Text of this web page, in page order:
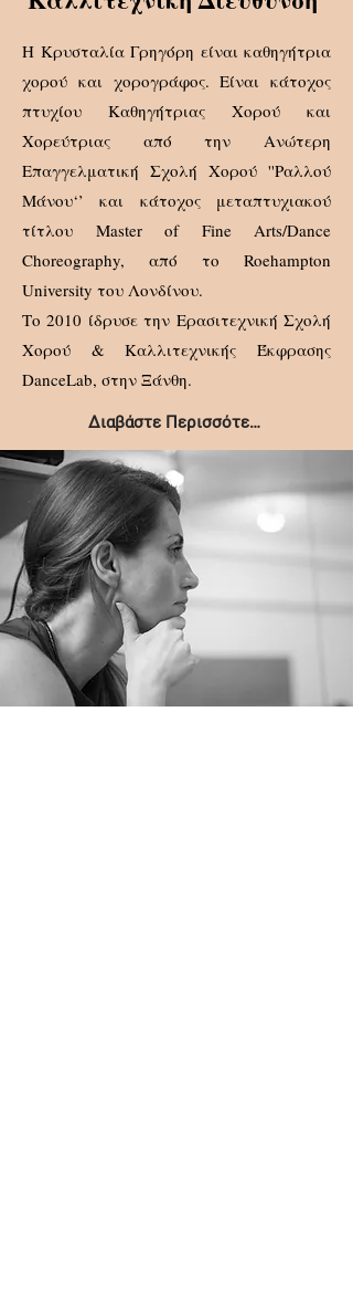
Η Κρυσταλία Γρηγόρη είναι καθηγήτρια
χορού και χορογράφος. Είναι κάτοχος
πτυχίου Καθηγήτριας Χορού και
Χορεύτριας από την Ανώτερη
Επαγγελματική Σχολή Χορού ''Ραλλού
Μάνου‘’ και κάτοχος μεταπτυχιακού
τίτλου Master of Fine Arts/Dance
Choreography, από το Roehampton
University του Λονδίνου.
Το 2010 ίδρυσε την Ερασιτεχνική Σχολή
Χορού & Καλλιτεχνικής Έκφρασης
DanceLab, στην Ξάνθη.
Διαβάστε Περισσότερα